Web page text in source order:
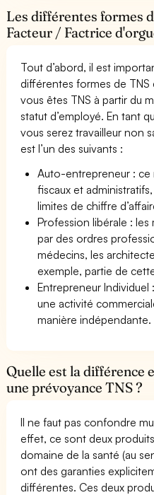
Les différentes formes
Facteur / Factrice
Tout d’abord, il est
différentes formes de TNS
vous êtes TNS à partir du
statut d’employé. En tant
vous serez travailleur non
est l’un des suivants :
Auto-entrepreneur : ce
fiscaux et
limites de chiffre
Profession libérale :
par des ordres
médecins, les
exemple, partie de
Entrepreneur
une activité
manière indépendante.
Quelle est la différence
une prévoyance TNS ?
Il ne faut pas confondre
effet, ce sont deux produits
domaine de la santé (au
ont des garanties
différentes. Ces deux